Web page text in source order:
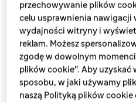
W Sanofi jesteśmy dumni z
sobie zaufanie do nich
zdobyć i utrzymać to
nasze produkty zgodnie z
jakość. Polegamy na
pracownikach, którzy
najnowocześniejszych
przechowywanie plików
celu usprawnienia nawigacji
wydajności witryny i
reklam. Możesz
zgodę w dowolnym
plików cookie". Aby
sposobu, w jaki używamy
naszą Polityką plików